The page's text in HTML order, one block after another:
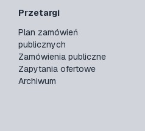
Przetargi
Plan zamówień
publicznych
Zamówienia publiczne
Zapytania ofertowe
Archiwum